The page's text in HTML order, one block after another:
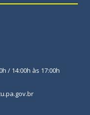
/ 14:00h às 17:00h